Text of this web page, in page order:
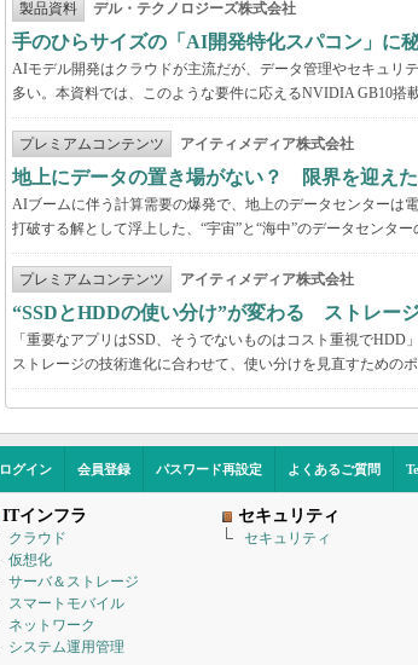
製品資料 デル・テクノロジーズ株式会社
手のひらサイズの「AI開発特化スパコン」に
AIモデル開発はクラウドが主流だが、データ管理やセキュリ
多い。本資料では、このような要件に応えるNVIDIA GB10搭
プレミアムコンテンツ アイティメディア株式会社
地上にデータの置き場がない？ 限界を迎えた
AIブームに伴う計算需要の爆発で、地上のデータセンターは
打破する解として浮上した、“宇宙”と“海中”のデータセンター
プレミアムコンテンツ アイティメディア株式会社
“SSDとHDDの使い分け”が変わる ストレー
「重要なアプリはSSD、そうでないものはコスト重視でHDD
ストレージの技術進化に合わせて、使い分けを見直すためのポ
ログイン 会員登録 パスワード再設定 よくあるご質問
ITインフラ
クラウド
仮想化
サーバ＆ストレージ
スマートモバイル
ネットワーク
システム運用管理
セキュリティ
セキュリティ